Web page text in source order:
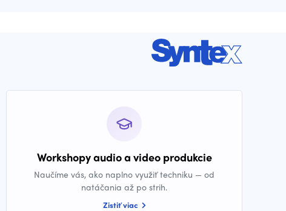
Workshopy audio a video produkcie
Naučíme vás, ako naplno využiť techniku — od
natáčania až po strih.
Zistiť viac